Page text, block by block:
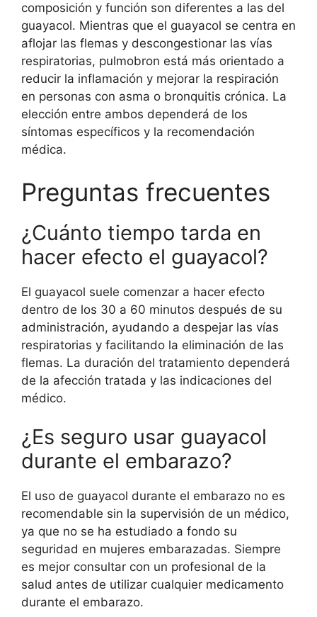
composición y función son diferentes a las del
guayacol. Mientras que el guayacol se centra en
aflojar las flemas y descongestionar las vías
respiratorias, pulmobron está más orientado a
reducir la inflamación y mejorar la respiración
en personas con asma o bronquitis crónica. La
elección entre ambos dependerá de los
síntomas específicos y la recomendación
médica.
Preguntas frecuentes
¿Cuánto tiempo tarda en
hacer efecto el guayacol?
El guayacol suele comenzar a hacer efecto
dentro de los 30 a 60 minutos después de su
administración, ayudando a despejar las vías
respiratorias y facilitando la eliminación de las
flemas. La duración del tratamiento dependerá
de la afección tratada y las indicaciones del
médico.
¿Es seguro usar guayacol
durante el embarazo?
El uso de guayacol durante el embarazo no es
recomendable sin la supervisión de un médico,
ya que no se ha estudiado a fondo su
seguridad en mujeres embarazadas. Siempre
es mejor consultar con un profesional de la
salud antes de utilizar cualquier medicamento
durante el embarazo.